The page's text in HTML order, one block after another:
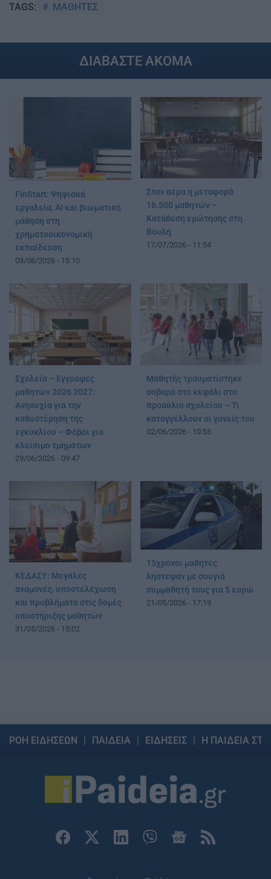
TAGS: ΜΑΘΗΤΕΣ
ΔΙΑΒΑΣΤΕ ΑΚΟΜΑ
FinStart: Ψηφιακά
εργαλεία, AI και βιωματική
μάθηση στη
χρηματοοικονομική
εκπαίδευση
03/08/2026 - 15:10
Στον αέρα η μεταφορά
16.500 μαθητών –
Κατάθεση ερώτησης στη
Βουλή
17/07/2026 - 11:54
Σχολεία – Εγγραφές
μαθητών 2026 2027:
Ανησυχία για την
καθυστέρηση της
εγκυκλίου – Φόβοι για
κλείσιμο τμημάτων
29/06/2026 - 09:47
Μαθητής τραυματίστηκε
σοβαρά στο κεφάλι στο
προαύλιο σχολείου – Τι
καταγγέλλουν οι γονείς του
02/06/2026 - 10:55
ΚΕΔΑΣΥ: Μεγάλες
αναμονές, υποστελέχωση
και προβλήματα στις δομές
υποστήριξης μαθητών
31/05/2026 - 15:02
15χρονοι μαθητές
λήστεψαν με σουγιά
συμμαθητή τους για 5 ευρώ
21/05/2026 - 17:19
ΡΟΗ ΕΙΔΗΣΕΩΝ ΠΑΙΔΕΙΑ ΕΙΔΗΣΕΙΣ Η ΠΑΙΔΕΙΑ